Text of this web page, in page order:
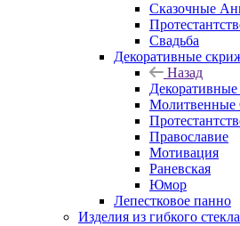
Сказочные
Свадьба
Декоративные
Назад
Молитвенные
Православие
Мотивация
Раневская
Юмор
Лепестковое панно
Изделия из гибкого стекла